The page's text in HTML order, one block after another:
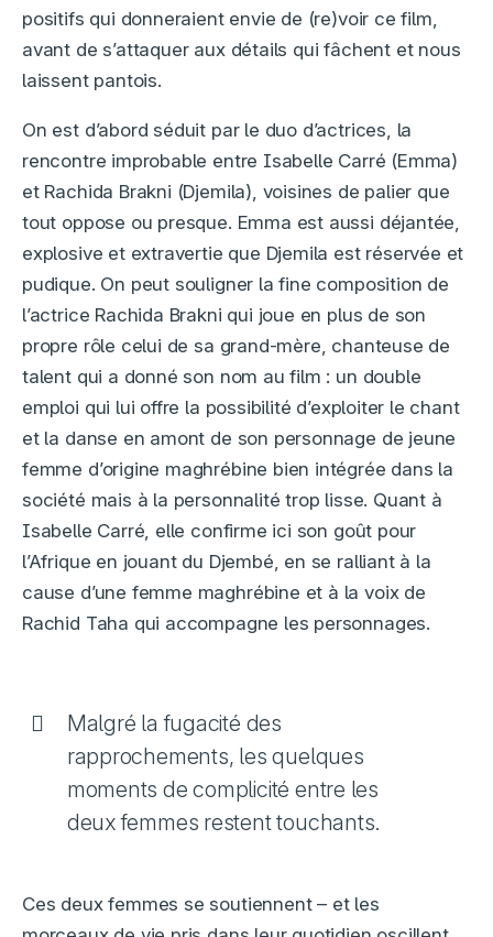
positifs qui donneraient envie de (re)voir ce film,
avant de s’attaquer aux détails qui fâchent et nous
laissent pantois.
On est d’abord séduit par le duo d’actrices, la
rencontre improbable entre Isabelle Carré (Emma)
et Rachida Brakni (Djemila), voisines de palier que
tout oppose ou presque. Emma est aussi déjantée,
explosive et extravertie que Djemila est réservée et
pudique. On peut souligner la fine composition de
l’actrice Rachida Brakni qui joue en plus de son
propre rôle celui de sa grand-mère, chanteuse de
talent qui a donné son nom au film : un double
emploi qui lui offre la possibilité d’exploiter le chant
et la danse en amont de son personnage de jeune
femme d’origine maghrébine bien intégrée dans la
société mais à la personnalité trop lisse. Quant à
Isabelle Carré, elle confirme ici son goût pour
l’Afrique en jouant du Djembé, en se ralliant à la
cause d’une femme maghrébine et à la voix de
Rachid Taha qui accompagne les personnages.
Malgré la fugacité des
rapprochements, les quelques
moments de complicité entre les
deux femmes restent touchants.
Ces deux femmes se soutiennent – et les